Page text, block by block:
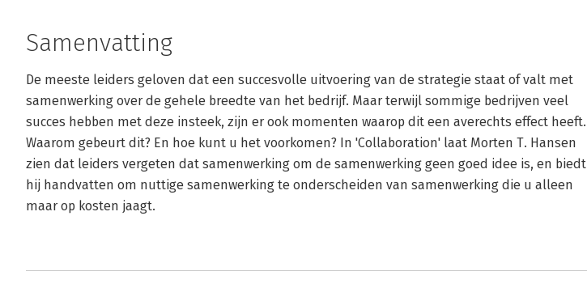
Samenvatting
De meeste leiders geloven dat een succesvolle uitvoering van de strategie staat of valt met
samenwerking over de gehele breedte van het bedrijf. Maar terwijl sommige bedrijven veel
succes hebben met deze insteek, zijn er ook momenten waarop dit een averechts effect heeft.
Waarom gebeurt dit? En hoe kunt u het voorkomen? In 'Collaboration' laat Morten T. Hansen
zien dat leiders vergeten dat samenwerking om de samenwerking geen goed idee is, en biedt
hij handvatten om nuttige samenwerking te onderscheiden van samenwerking die u alleen
maar op kosten jaagt.